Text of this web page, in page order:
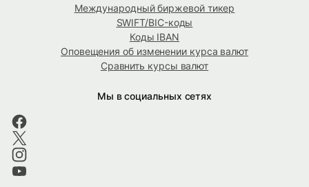
Международный биржевой тикер
SWIFT/BIC-коды
Коды IBAN
Оповещения об изменении курса валют
Сравнить курсы валют
Мы в социальных сетях